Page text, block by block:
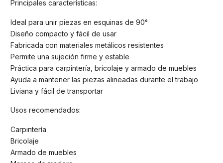
Principales características:
Ideal para unir piezas en esquinas de 90°
Diseño compacto y fácil de usar
Fabricada con materiales metálicos resistentes
Permite una sujeción firme y estable
Práctica para carpintería, bricolaje y armado de muebles
Ayuda a mantener las piezas alineadas durante el trabajo
Liviana y fácil de transportar
Usos recomendados:
Carpintería
Bricolaje
Armado de muebles